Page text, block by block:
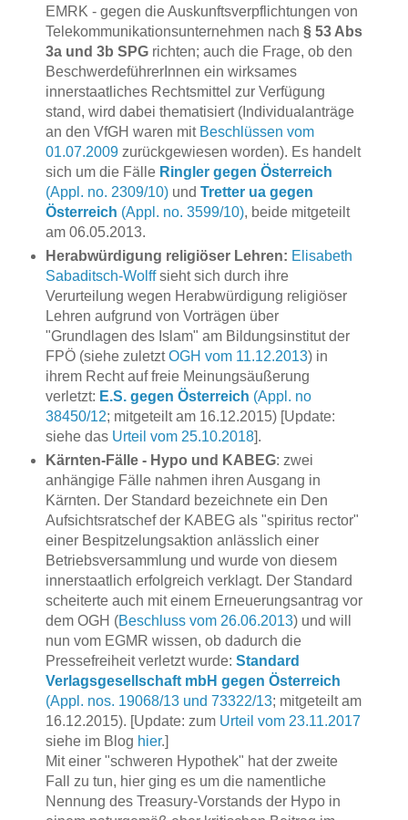
EMRK - gegen die Auskunftsverpflichtungen von
Telekommunikationsunternehmen nach § 53 Abs
3a und 3b SPGrichten; auch die Frage, ob den
BeschwerdeführerInnen ein wirksames
innerstaatliches Rechtsmittel zur Verfügung
stand, wird dabei thematisiert (Individualanträge
an den VfGH waren mit Beschlüssen vom
01.07.2009zurückgewiesen worden). Es handelt
sich um die Fälle Ringler gegen Österreich
(Appl. no. 2309/10)und Tretter ua gegen
Österreich (Appl. no. 3599/10), beide mitgeteilt
am 06.05.2013.
Herabwürdigung religiöser Lehren: Elisabeth
Sabaditsch-Wolffsieht sich durch ihre
Verurteilung wegen Herabwürdigung religiöser
Lehren aufgrund von Vorträgen über
"Grundlagen des Islam" am Bildungsinstitut der
FPÖ (siehe zuletztOGH vom 11.12.2013) in
ihrem Recht auf freie Meinungsäußerung
verletzt: E.S. gegen Österreich (Appl. no
38450/12; mitgeteilt am 16.12.2015) [Update:
siehe das Urteil vom 25.10.2018].
Kärnten-Fälle - Hypo und KABEG: zwei
anhängige Fälle nahmen ihren Ausgang in
Kärnten. Der Standard bezeichnete ein Den
Aufsichtsratschef der KABEG als "spiritus rector"
einer Bespitzelungsaktion anlässlich einer
Betriebsversammlung und wurde von diesem
innerstaatlich erfolgreich verklagt. Der Standard
scheiterte auch mit einem Erneuerungsantrag vor
dem OGH (Beschluss vom 26.06.2013) und will
nun vom EGMR wissen, ob dadurch die
Pressefreiheit verletzt wurde: Standard
Verlagsgesellschaft mbH gegen Österreich
(Appl. nos. 19068/13 und 73322/13; mitgeteilt am
16.12.2015). [Update: zum Urteil vom 23.11.2017
siehe im Blog hier.]
Mit einer "schweren Hypothek" hat der zweite
Fall zu tun, hier ging es um die namentliche
Nennung des Treasury-Vorstands der Hypo in